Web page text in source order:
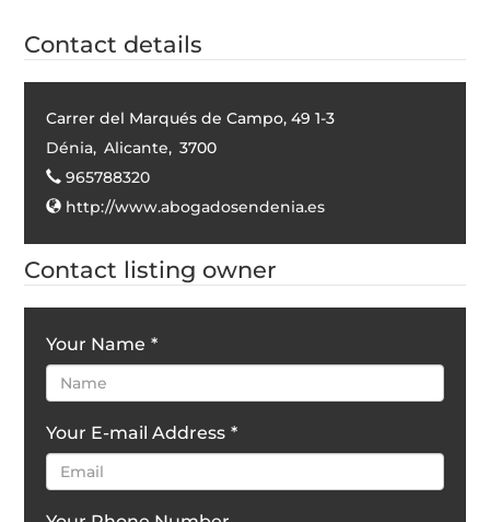
Contact details
Carrer del Marqués de Campo, 49 1-3
Dénia, Alicante, 3700
965788320
http://www.abogadosendenia.es
Contact listing owner
Your Name *
Your E-mail Address *